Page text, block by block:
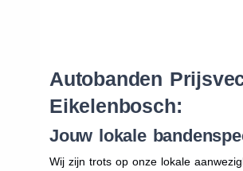
Autobanden
Eikelenbosch:
Jouw lokale
Wij zijn trots op onze lokale